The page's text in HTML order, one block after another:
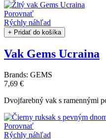
Porovnať
Rýchly náhľad
+ Pridať do košíka
Vak Gems Ucraina
Brands: GEMS
7,69 €
Dvojfarebný vak s ramennými
Porovnať
Rýchly náhľad